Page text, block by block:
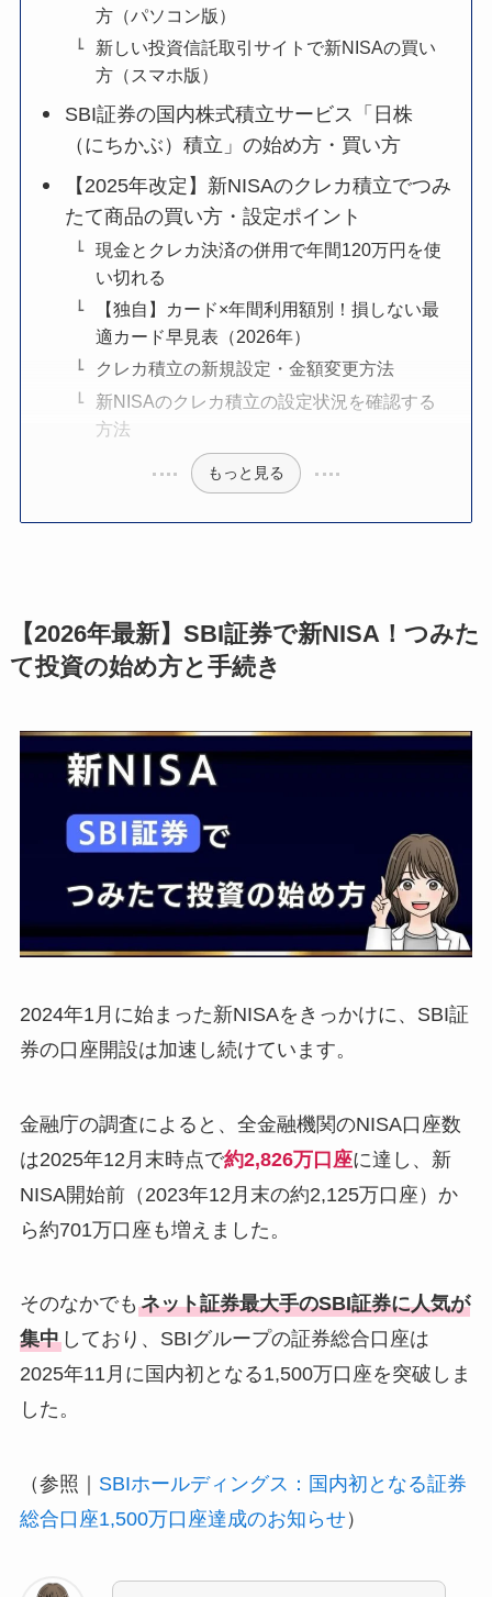
方（パソコン版）
新しい投資信託取引サイトで新NISAの買い
方（スマホ版）
SBI証券の国内株式積立サービス「日株
（にちかぶ）積立」の始め方・買い方
【2025年改定】新NISAのクレカ積立でつみ
たて商品の買い方・設定ポイント
現金とクレカ決済の併用で年間120万円を使
い切れる
【独自】カード×年間利用額別！損しない最
適カード早見表（2026年）
クレカ積立の新規設定・金額変更方法
新NISAのクレカ積立の設定状況を確認する
方法
もっと見る
【2026年最新】SBI証券で新NISA！つみた
て投資の始め方と手続き
2024年1月に始まった新NISAをきっかけに、SBI証
券の口座開設は加速し続けています。
金融庁の調査によると、全金融機関のNISA口座数
は2025年12月末時点で約2,826万口座に達し、新
NISA開始前（2023年12月末の約2,125万口座）か
ら約701万口座も増えました。
そのなかでも ネット証券最大手のSBI証券に人気が
集中しており、SBIグループの証券総合口座は
2025年11月に国内初となる1,500万口座を突破しま
した。
（参照｜ SBIホールディングス：国内初となる証券
総合口座1,500万口座達成のお知らせ）